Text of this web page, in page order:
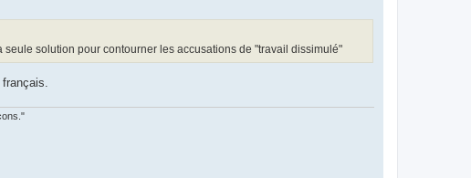
solution pour contourner les accusations de "travail dissimulé"